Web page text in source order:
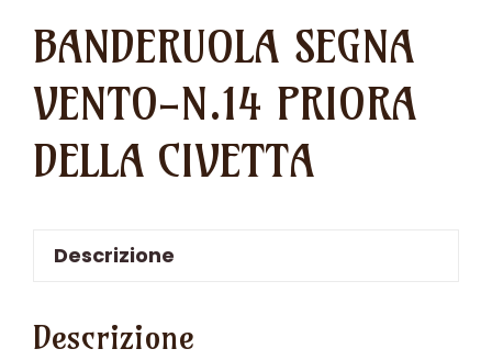
BANDERUOLA SEGNA
VENTO-N.14 PRIORA
DELLA CIVETTA
Descrizione
Descrizione